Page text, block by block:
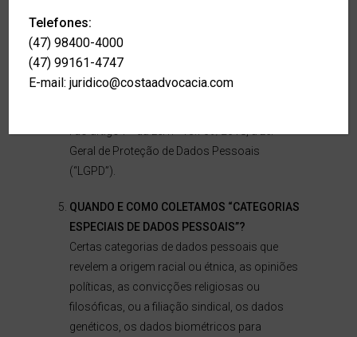
informações sobre produtos e serviços. Ao
se cadastrar na
pode optar em receber determinadas
informações por e-mail. Nestes casos, o
Geral de Proteção de Dados Pessoais
(“LGPD”).
QUANDO E COMO COLETAMOS “CATEGORIAS
ESPECIAIS DE DADOS PESSOAIS”?
Certas categorias de dados pessoais que
revelem a origem racial ou étnica, as opiniões
políticas, as convicções religiosas ou
filosóficas, ou a filiação sindical, os dados
genéticos, os dados biométricos para
Telefones:
(47) 98400-4000
(47) 99161-4747
E-mail:juridico@costaadvocacia.com